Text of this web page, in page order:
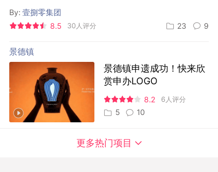
By:壹捌零集团
8.5
30人评分 23 9
景德镇
景德镇申遗成功！快来欣
赏申办LOGO
8.2 6人评分
5 10
更多热门项目